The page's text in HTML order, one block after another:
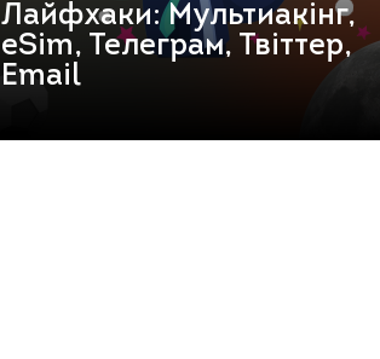
Лайфхаки: Мультиакінг,
eSim, Телеграм, Твіттер,
Email